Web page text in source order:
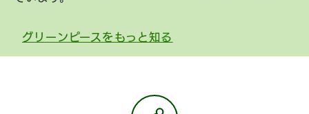
グリーンピースをもっと知る